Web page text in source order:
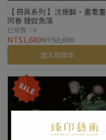
【 冊頁系列 】沈振麟・畫耄耋
同春 貍奴魚藻
已销售：0
NT$1,680NT$2,600
加入购物车